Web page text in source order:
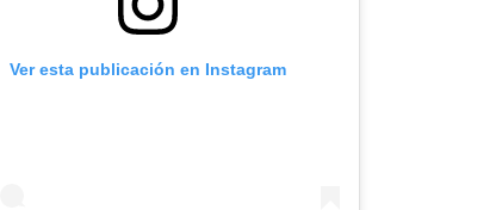
Ver esta publicación en Instagram